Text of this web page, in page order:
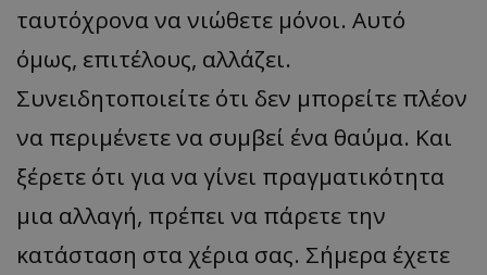
ταυτόχρονα να νιώθετε μόνοι. Αυτό
όμως, επιτέλους, αλλάζει.
Συνειδητοποιείτε ότι δεν μπορείτε πλέον
να περιμένετε να συμβεί ένα θαύμα. Και
ξέρετε ότι για να γίνει πραγματικότητα
μια αλλαγή, πρέπει να πάρετε την
κατάσταση στα χέρια σας. Σήμερα έχετε